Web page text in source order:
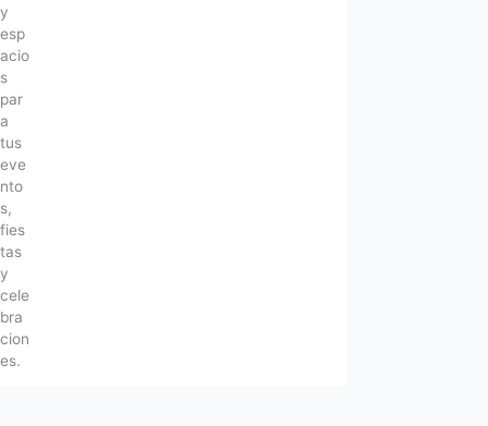
y
esp
acio
s
par
a
tus
eve
nto
s,
fies
tas
y
cele
bra
cion
es.